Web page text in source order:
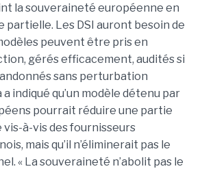
la souveraineté européenne en
partielle. Les DSI auront besoin de
peuvent être pris en
gérés efficacement, audités si
sans perturbation
a indiqué qu’un modèle détenu par
pourrait réduire une partie
vis-à-vis des fournisseurs
mais qu’il n’éliminerait pas le
« La souveraineté n’abolit pas le